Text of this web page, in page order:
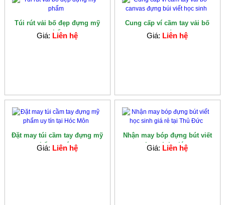
Túi rút vải bố đẹp đựng mỹ
phẩm
Giá: Liên hệ
Cung cấp ví cầm tay vải bố
canvas đựng...
Giá: Liên hệ
Đặt may túi cầm tay đựng mỹ
phẩm uy tín...
Giá: Liên hệ
Nhận may bóp đựng bút viết
học sinh giá...
Giá: Liên hệ